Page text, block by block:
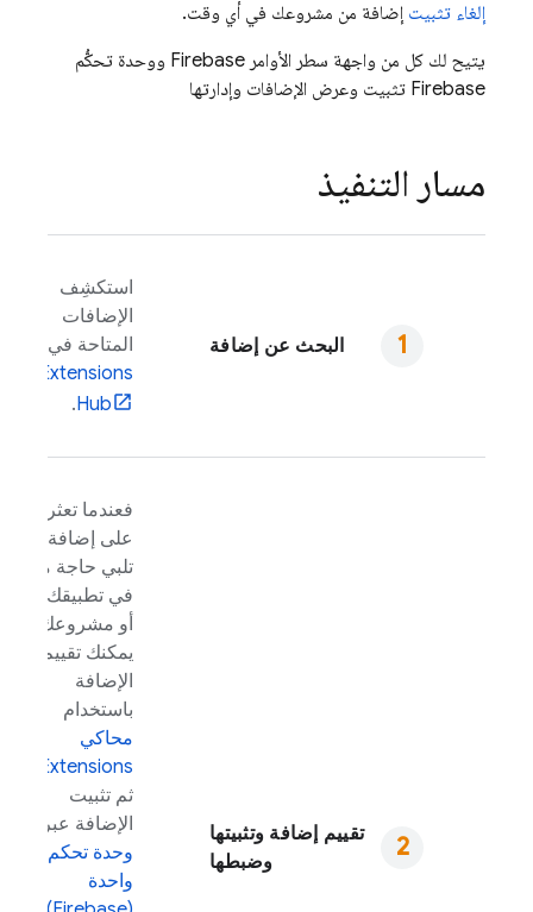
إلغاء تثبيت إضافة من مشروعك في أي وقت.
يتيح لك كل من واجهة سطر الأوامر Firebase ووحدة تحكُّم
Firebase تثبيت وعرض الإضافات وإدارتها
مسار التنفيذ
البحث عن إضافة
استكشِف
الإضافات
المتاحة في
Extensions
Hub
.
تقييم إضافة وتثبيتها
وضبطها
فعندما تعثر
على إضافة
تلبي حاجة ما
في تطبيقك
أو مشروعك،
يمكنك تقييم
الإضافة
باستخدام
محاكي
Extensions
ثم تثبيت
الإضافة عبر
وحدة تحكم
واحدة